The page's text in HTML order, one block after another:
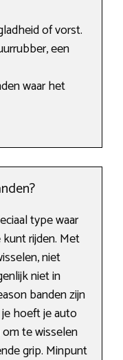
of vorst.
een
waar het
type waar
rijden. Met
niet
niet in
banden zijn
hoeft je auto
te wisselen
grip. Minpunt